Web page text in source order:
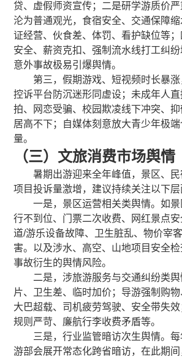
贷、虚假师资宣传；二是研学游质价
沦为普通观光，食宿安全、交通保障
证经营、伙食差、体罚、看护缺位等
安全、薪资克扣、强制流水线打工纠纷
意外事故极易引爆舆情。
第三，假期游戏、短视频时长暴涨
控诉平台防沉迷形同虚设；未成年人
拍、网恋受骗、校园欺凌线下冲突、
居高不下；自媒体刻意放大青少年极
量。
（三）文旅消费市场舆情
暑期出游迎来全年峰值，景区、
项目投诉量激增，建议持续关注以下层
一是，景区运营相关类舆情。如
行不到位、门票二次收费、网红景点
道/游乐设备故障、卫生脏乱、物价宰
害。以及涉水、高空、山地项目安全
事故衍生的舆情风险。
二是，涉旅游服务与交通纠纷类
片、卫生差、临时加价；导游强制购
大巴超载、司机疲劳驾驶、安全带失
规则严苛、廉航行李收费矛盾等。
三是，行业监管暗访次生舆情。
游部会展开常态化跨省暗访，在此期间